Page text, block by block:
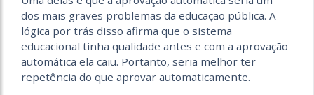
dos mais graves problemas da educação pública. A
lógica por trás disso afirma que o sistema
educacional tinha qualidade antes e com a aprovação
automática ela caiu. Portanto, seria melhor ter
repetência do que aprovar automaticamente.